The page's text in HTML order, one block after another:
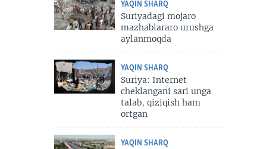
YAQIN SHARQ
Suriyadagi mojaro
mazhablararo urushga
aylanmoqda
YAQIN SHARQ
Suriya: Internet
cheklangani sari unga
talab, qiziqish ham
ortgan
YAQIN SHARQ